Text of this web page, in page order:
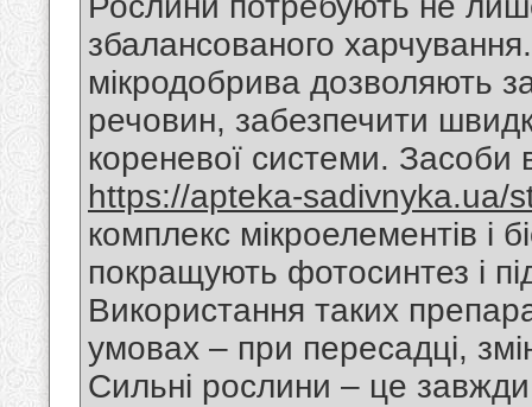
збалансованого
мікродобрива дозволяють
речовин, забезпечити
кореневої системи. Засоби
https://apteka-sadivnyka.ua/
комплекс мікроелементів і
покращують фотосинтез і
Використання таких
умовах – при пересадці,
Сильні рослини – це